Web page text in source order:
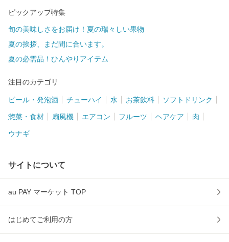
ピックアップ特集
旬の美味しさをお届け！夏の瑞々しい果物
夏の挨拶、まだ間に合います。
夏の必需品！ひんやりアイテム
注目のカテゴリ
ビール・発泡酒 チューハイ 水 お茶飲料 ソフトドリンク
惣菜・食材 扇風機 エアコン フルーツ ヘアケア 肉
ウナギ
サイトについて
au PAY マーケット TOP
はじめてご利用の方